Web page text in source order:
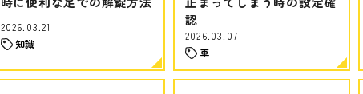
2026.03.21
知識
認
2026.03.07
車